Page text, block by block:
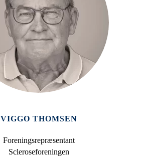
VIGGO THOMSEN
Foreningsrepræsentant
Scleroseforeningen